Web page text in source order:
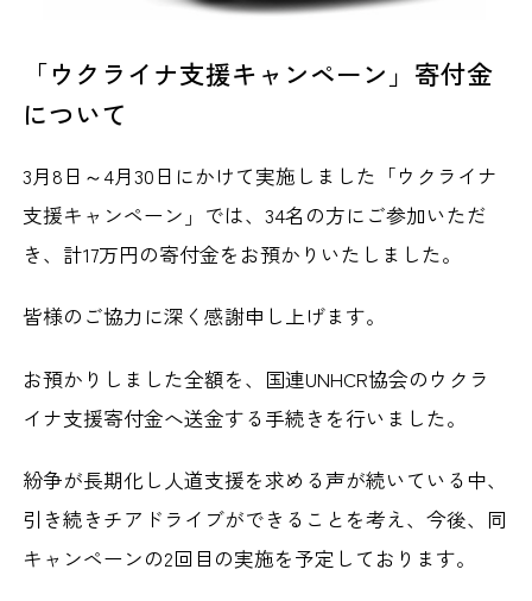
「ウクライナ支援キャンペーン」寄付金
について
3月8日～4月30日にかけて実施しました「ウクライナ
支援キャンペーン」では、34名の方にご参加いただ
き、計17万円の寄付金をお預かりいたしました。
皆様のご協力に深く感謝申し上げます。
お預かりしました全額を、国連UNHCR協会のウクラ
イナ支援寄付金へ送金する手続きを行いました。
紛争が長期化し人道支援を求める声が続いている中、
引き続きチアドライブができることを考え、今後、同
キャンペーンの2回目の実施を予定しております。